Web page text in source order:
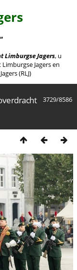
Limburgse Jagers, u
Jagers en
(RLJ)
3729/8586